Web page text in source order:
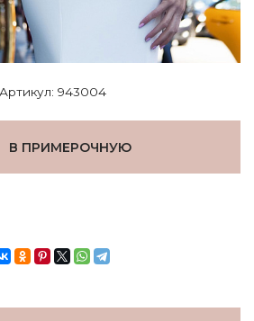
Артикул: 943004
В ПРИМЕРОЧНУЮ